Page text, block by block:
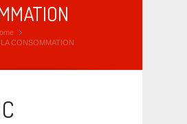
CONSOMMATION